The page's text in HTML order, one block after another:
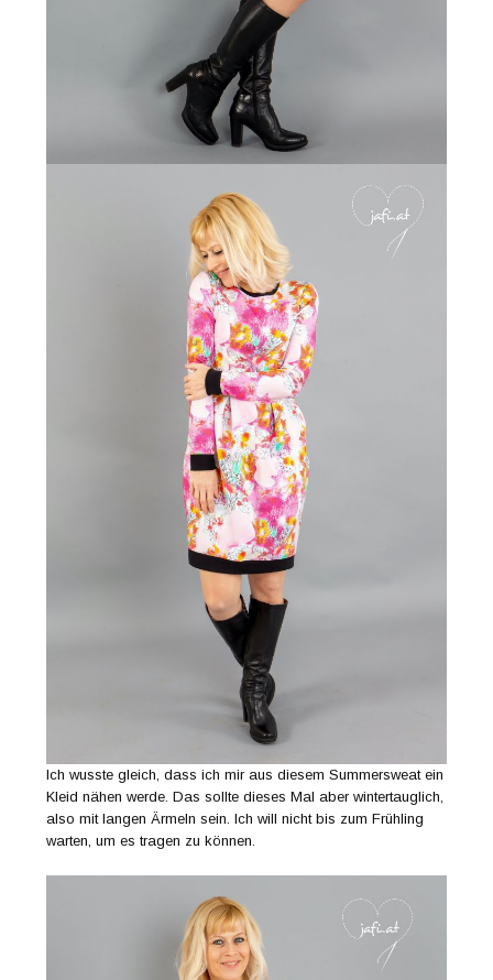
Ich wusste gleich, dass ich mir aus diesem Summersweat ein
Kleid nähen werde. Das sollte dieses Mal aber wintertauglich,
also mit langen Ärmeln sein. Ich will nicht bis zum Frühling
warten, um es tragen zu können.